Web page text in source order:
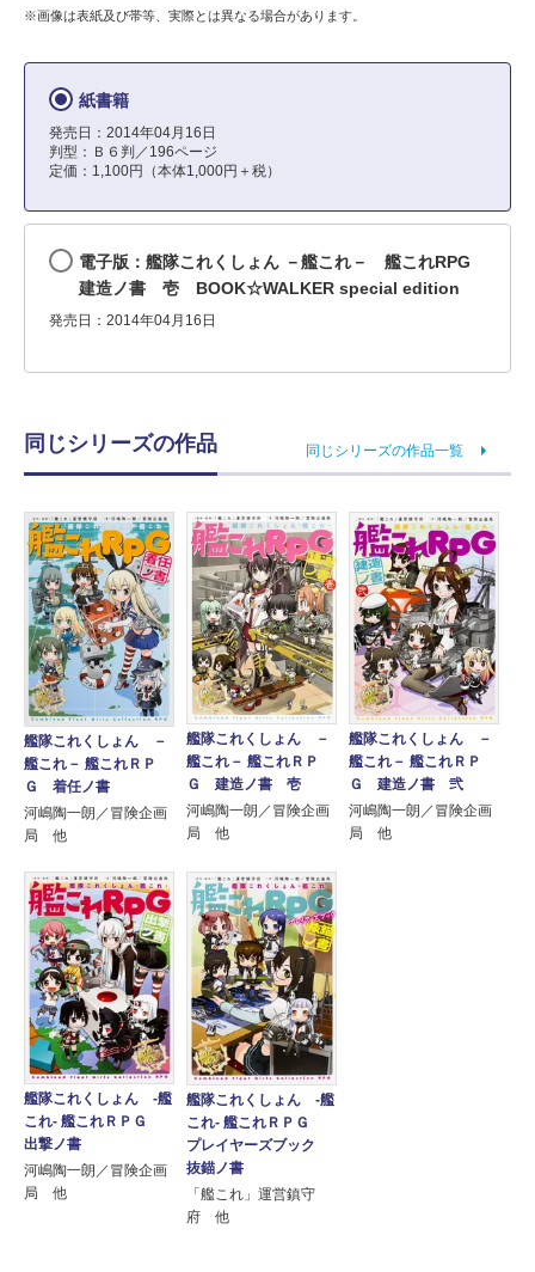
※画像は表紙及び帯等、実際とは異なる場合があります。
紙書籍
発売日：2014年04月16日
判型：Ｂ６判／196ページ
定価：1,100円（本体1,000円＋税）
電子版：艦隊これくしょん －艦これ－ 艦これRPG
建造ノ書 壱 BOOK☆WALKER special edition
発売日：2014年04月16日
同じシリーズの作品 同じシリーズの作品一覧
艦隊これくしょん －
艦これ－ 艦これＲＰ
Ｇ 着任ノ書
河嶋陶一朗／冒険企画
局 他
艦隊これくしょん －
艦これ－ 艦これＲＰ
Ｇ 建造ノ書 壱
河嶋陶一朗／冒険企画
局 他
艦隊これくしょん －
艦これ－ 艦これＲＰ
Ｇ 建造ノ書 弐
河嶋陶一朗／冒険企画
局 他
艦隊これくしょん ‐艦
これ‐ 艦これＲＰＧ
出撃ノ書
河嶋陶一朗／冒険企画
局 他
艦隊これくしょん ‐艦
これ‐ 艦これＲＰＧ
プレイヤーズブック
抜錨ノ書
「艦これ」運営鎮守
府 他